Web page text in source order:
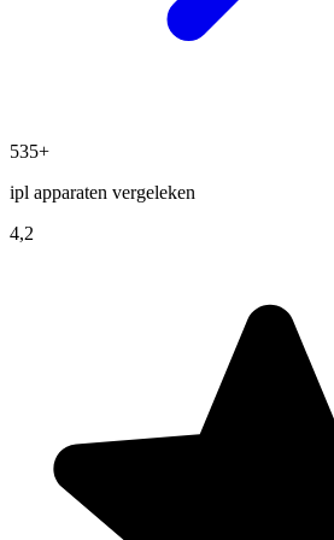
535+
ipl apparaten vergeleken
4,2